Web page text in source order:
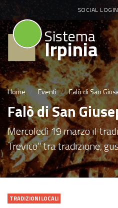
al
SOCIAL LOGIN
Sistema
Irpinia
Home Eventi Falò di San
Falò di San
Mercoledì 19 marzo il
Trevico" tra tradizione,
TRADIZIONI LOCALI